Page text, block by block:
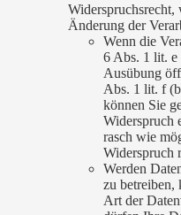
Widerspruchsrecht,
Änderung der
Wenn die
6 Abs. 1 lit. e
Ausübung
Abs. 1 lit. f
können Sie
Widerspruch
rasch wie
Widerspruch
Werden
zu betreiben,
Art der